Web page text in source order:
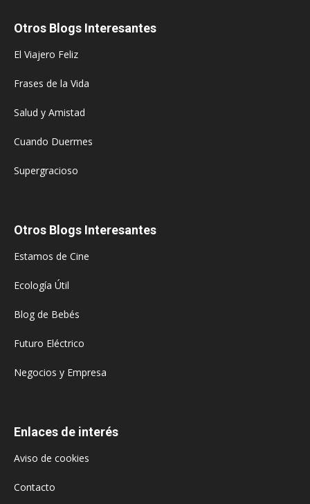
Otros Blogs Interesantes
El Viajero Feliz
Frases de la Vida
Salud y Amistad
Cuando Duermes
Supergracioso
Otros Blogs Interesantes
Estamos de Cine
Ecología Útil
Blog de Bebés
Futuro Eléctrico
Negocios y Empresa
Enlaces de interés
Aviso de cookies
Contacto